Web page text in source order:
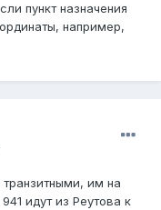
пункт назначения
например,
им на
идут из Реутова к